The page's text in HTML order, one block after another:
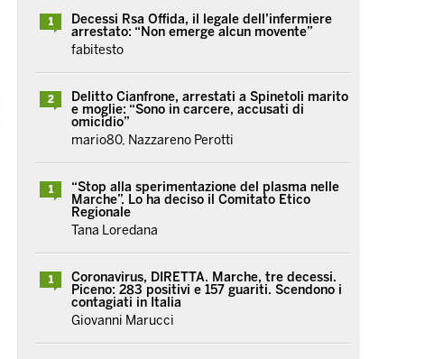
1
Decessi Rsa Offida, il legale dell’infermiere
arrestato: “Non emerge alcun movente”
fabitesto
2
Delitto Cianfrone, arrestati a Spinetoli marito
e moglie: “Sono in carcere, accusati di
omicidio”
mario80, Nazzareno Perotti
1
“Stop alla sperimentazione del plasma nelle
Marche”. Lo ha deciso il Comitato Etico
Regionale
Tana Loredana
1
Coronavirus, DIRETTA. Marche, tre decessi.
Piceno: 283 positivi e 157 guariti. Scendono i
contagiati in Italia
Giovanni Marucci